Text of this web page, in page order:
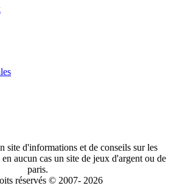
site d'informations et de conseils sur les
aucun cas un site de jeux d'argent ou de
paris.
réservés © 2007- 2026